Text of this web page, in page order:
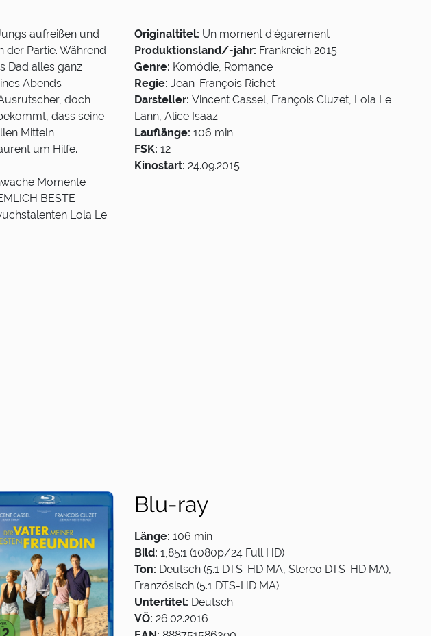
aufreißen und
der Partie. Während
Dad alles ganz
Abends
doch
dass seine
Mitteln
um Hilfe.
Momente
BESTE
Lola Le
Originaltitel: Un moment d‘égarement
Produktionsland/-jahr: Frankreich 2015
Genre: Komödie, Romance
Regie: Jean-François Richet
Darsteller: Vincent Cassel, François Cluzet, Lola Le
Lann, Alice Isaaz
Lauflänge: 106 min
FSK: 12
Kinostart: 24.09.2015
Blu-ray
Länge: 106 min
Bild: 1,85:1 (1080p/24 Full HD)
Ton: Deutsch (5.1 DTS-HD MA, Stereo DTS-HD MA),
Französisch (5.1 DTS-HD MA)
Untertitel: Deutsch
VÖ: 26.02.2016